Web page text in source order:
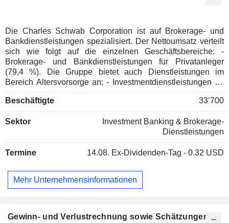
Die Charles Schwab Corporation ist auf Brokerage- und
Bankdienstleistungen spezialisiert. Der Nettoumsatz verteilt
sich wie folgt auf die einzelnen Geschäftsbereiche: -
Brokerage- und Bankdienstleistungen für Privatanleger
(79,4 %). Die Gruppe bietet auch Dienstleistungen im
Bereich Altersvorsorge an; - Investmentdienstleistungen für
%). Ende 2023 werden die Produkte und Dienstleistungen
Vereinigten Staaten angeboten. Darüber hinaus ist die
Charles Schwab Corporation in Großbritannien, Puerto
Beschäftigte 33’700
Sektor
Investment Banking & Brokerage-
Dienstleistungen
Termine 14.08. Ex-Dividenden-Tag - 0.32 USD
Mehr Unternehmensinformationen
Gewinn- und Verlustrechnung sowie Schätzungen